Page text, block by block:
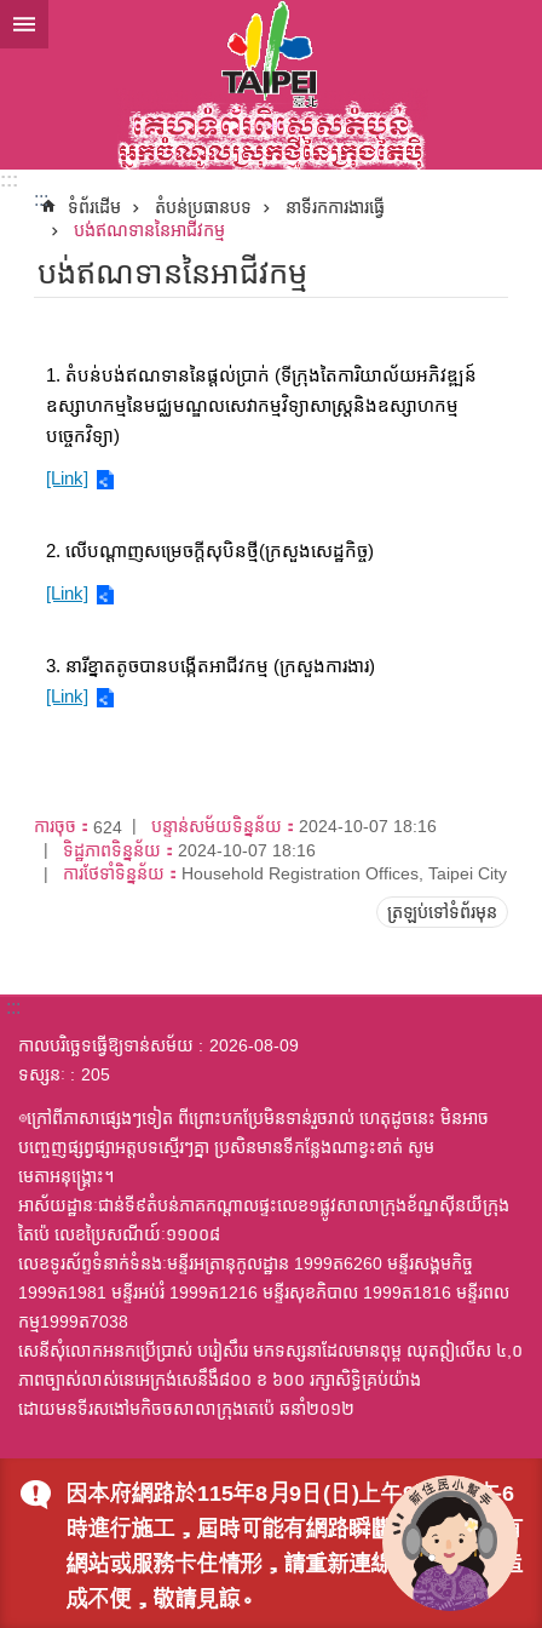
ទៅកាន់មាតិកាប្លុកមាតិកាសំខាន់
:::
因本府網路於115年8月9日(日)上午9時至下午6
時進行施工，屆時可能有網路瞬斷之情形，若有
網站或服務卡住情形，請重新連線即可排除，造
成不便，敬請見諒。
::: ទំព័រដើម តំបន់ប្រធានបទ
នាទីរកការងារធ្វើ
បង់ឥណទាននៃអាជីវកម្ម
បង់ឥណទាននៃអាជីវកម្ម
1. តំបន់បង់ឥណទាននៃផ្តល់ប្រាក់ (ទីក្រុងតៃការិយាល័យអភិវឌ្ឍន៍
ឧស្សាហកម្មនៃមជ្ឈមណ្ឌលសេវាកម្មវិទ្យាសាស្ត្រនិងឧស្សាហកម្ម
បច្ចេកវិទ្យា)
[Link]
2. លើបណ្តាញសម្រេចក្តីសុបិនថ្មី(ក្រសួងសេដ្ឋកិច្ច)
[Link]
3. នារីខ្នាតតូចបានបង្កើតអាជីវកម្ម (ក្រសួងការងារ)
[Link]
ការចុច： 624 បន្ទាន់សម័យទិន្នន័យ： 2024-10-07 18:16
ទិដ្ឋភាពទិន្នន័យ： 2024-10-07 18:16
ការថែទាំទិន្នន័យ： Household Registration Offices, Taipei City
ត្រឡប់ទៅទំព័រមុន
:::
កាលបរិច្ឆេទធ្វើឱ្យទាន់សម័យ
2026-08-09
ទស្សនៈ
205
◎ក្រៅពីភាសាផ្សេងៗទៀត ពីព្រោះបកប្រែមិនទាន់រួចរាល់ ហេតុដូចនេះ មិនអាច
បញ្ចេញផ្សព្វផ្សាអត្តបទស្មើរៗគ្នា ប្រសិនមានទីកន្លែងណាខ្វះខាត់ សូម
មេតាអនុង្គ្រោះ។
អាស័យដ្ឋានៈជាន់ទី៩តំបន់ភាគកណ្តាលផ្ទះលេខ១ផ្លូវសាលាក្រុងខ័ណ្ឌស៊ីនយីក្រុង
តៃប៉េ លេខប្រៃសណីយ៍ៈ១១០០៨
លេខទូរស័ព្ទទំនាក់ទំនងៈមន្ទីរអត្រានុកូលដ្ឋាន 1999ត6260 មន្ទីរសង្គមកិច្ច
1999ត1981 មន្ទីរអប់រំ 1999ត1216 មន្ទីរសុខភិបាល 1999ត1816 មន្ទីរពល
កម្ម1999ត7038
សេនីសុំលោកអនកប្រើប្រាស់ បរៀសឹរេ មកទស្សនាដែលមានពុម្ព ឈុតឦលើស ៤,០
ភាពច្បាស់លាស់នេអេក្រង់សេនឹងឹ៨០០ ខ ៦០០ រក្សាសិទ្ធិគ្រប់យ៉ាង
ដោយមនទីរសងៅមកិចចសាលាក្រុងតេប៉េ ឆនាំ២០១២